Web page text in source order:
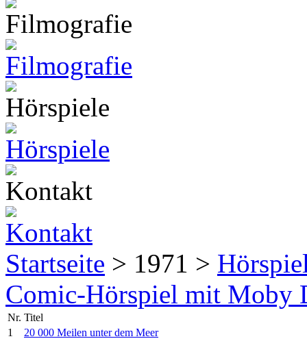
Startseite > 1971 >
Comic-Hörspiel mit Moby
Nr. Titel
1
20 000 Meilen unter dem Meer